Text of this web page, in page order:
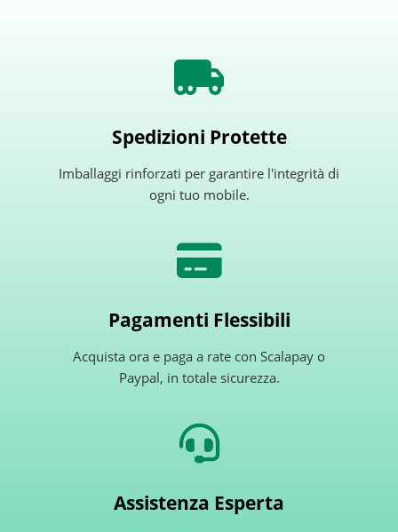
Spedizioni Protette
Imballaggi rinforzati per garantire l'integrità di
ogni tuo mobile.
Pagamenti Flessibili
Acquista ora e paga a rate con Scalapay o
Paypal, in totale sicurezza.
Assistenza Esperta